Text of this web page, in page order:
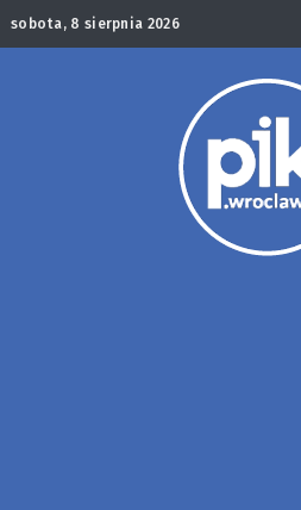
sobota, 8 sierpnia 2026